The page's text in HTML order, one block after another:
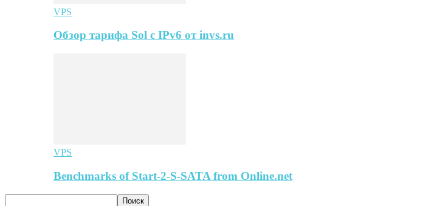
VPS
Обзор тарифа Sol с IPv6 от invs.ru
VPS
Benchmarks of Start-2-S-SATA from Online.net